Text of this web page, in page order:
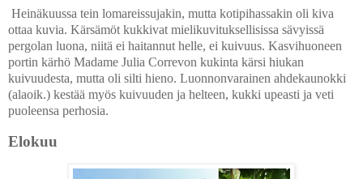
Heinäkuussa tein lomareissujakin, mutta kotipihassakin oli kiva
ottaa kuvia. Kärsämöt kukkivat mielikuvituksellisissa sävyissä
pergolan luona, niitä ei haitannut helle, ei kuivuus. Kasvihuoneen
portin kärhö Madame Julia Correvon kukinta kärsi hiukan
kuivuudesta, mutta oli silti hieno. Luonnonvarainen ahdekaunokki
(alaoik.) kestää myös kuivuuden ja helteen, kukki upeasti ja veti
puoleensa perhosia.
Elokuu